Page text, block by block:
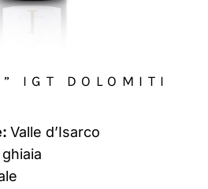
IGT DOLOMITI
Valle d’Isarco